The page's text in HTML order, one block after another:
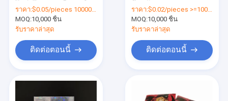
การค้า
ราคา:$0.05/pieces 10000-99999 pieces
MOQ:10,000 ชิ้น
รับราคาล่าสุด
ติดต่อตอนนี้
Custom
ราคา:$0.02/pieces >=10000 pieces
MOQ:10,000 ชิ้น
รับราคาล่าสุด
ติดต่อตอนนี้